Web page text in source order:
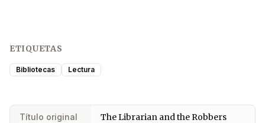
ETIQUETAS
Bibliotecas Lectura
Título original The Librarian and the Robbers